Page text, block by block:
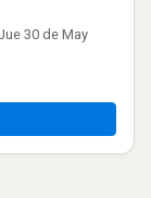
30 de May